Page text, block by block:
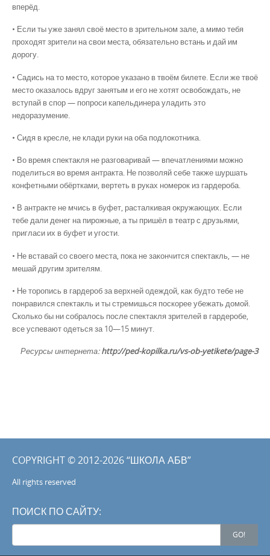
вперёд.
• Если ты уже занял своё место в зрительном зале, а мимо тебя
проходят зрители на свои места, обязательно встань и дай им
дорогу.
• Садись на то место, которое указано в твоём билете. Если же твоё
место оказалось вдруг занятым и его не хотят освобождать, не
вступай в спор — попроси капельдинера уладить это
недоразумение.
• Сидя в кресле, не клади руки на оба подлокотника.
• Во время спектакля не разговаривай — впечатлениями можно
поделиться во время антракта. Не позволяй себе также шуршать
конфетными обёртками, вертеть в руках номерок из гардероба.
• В антракте не мчись в буфет, расталкивая окружающих. Если
тебе дали денег на пирожные, а ты пришёл в театр с друзьями,
пригласи их в буфет и угости.
• Не вставай со своего места, пока не закончится спектакль, — не
мешай другим зрителям.
• Не торопись в гардероб за верхней одеждой, как будто тебе не
понравился спектакль и ты стремишься поскорее убежать домой.
Сколько бы ни собралось после спектакля зрителей в гардеробе,
все успевают одеться за 10—15 минут.
Ресурсы интернета:http://ped-kopilka.ru/vs-ob-yetikete/page-3
COPYRIGHT © 2012-2026 “ШКОЛА АБВ”
All rights reserved
ПОИСК ПО САЙТУ:
Search
for:
GO!